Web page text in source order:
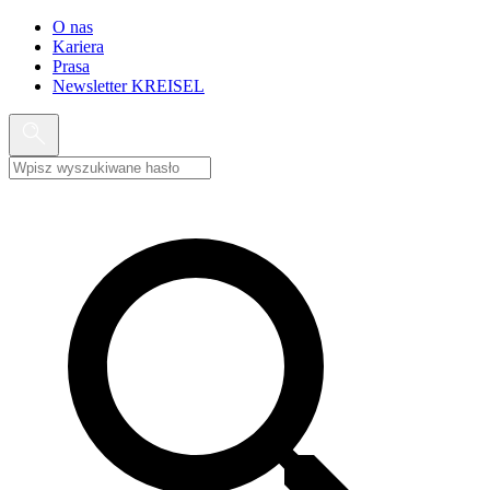
O nas
Kariera
Prasa
Newsletter KREISEL